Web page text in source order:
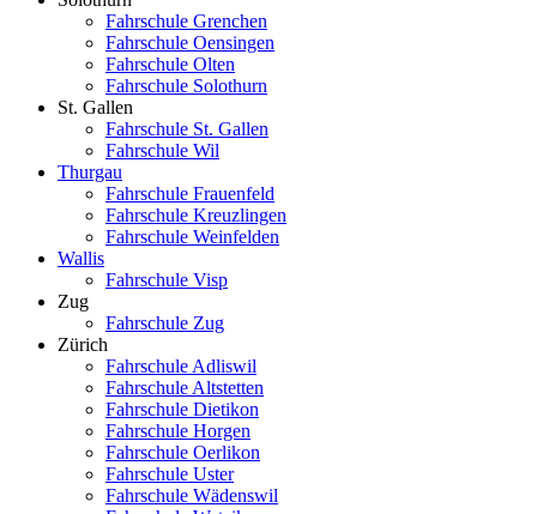
Fahrschule Grenchen
Fahrschule Oensingen
Fahrschule Olten
Fahrschule Solothurn
St. Gallen
Fahrschule St. Gallen
Fahrschule Wil
Thurgau
Fahrschule Frauenfeld
Fahrschule Kreuzlingen
Fahrschule Weinfelden
Wallis
Fahrschule Visp
Zug
Fahrschule Zug
Zürich
Fahrschule Adliswil
Fahrschule Altstetten
Fahrschule Dietikon
Fahrschule Horgen
Fahrschule Oerlikon
Fahrschule Uster
Fahrschule Wädenswil